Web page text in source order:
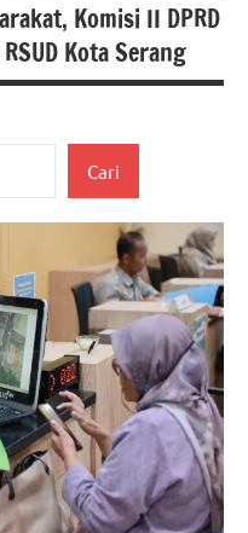
Komisi II DPRD
Kota Serang
Cari